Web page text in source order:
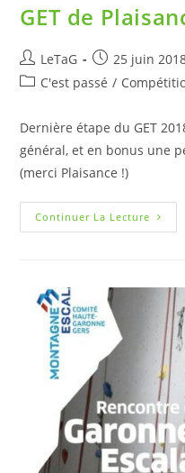
GET de
LeTaG
25 juin
C'est passé /
Dernière étape du GET
général, et en bonus une
(merci Plaisance !)
Continuer La Lecture